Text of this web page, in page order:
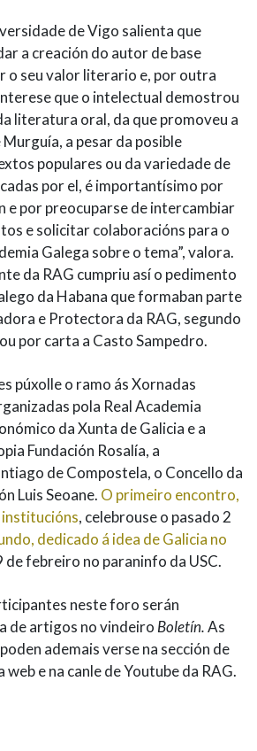
de Vigo salienta que
a creación do autor de base
o seu valor literario e, por outra
que o intelectual demostrou
literatura oral, da que promoveu a
a pesar da posible
populares ou da variedade de
por el, é importantísimo por
e por preocuparse de intercambiar
e solicitar colaboracións para o
Galega sobre o tema”, valora.
da RAG cumpriu así o pedimento
da Habana que formaban parte
e Protectora da RAG, segundo
por carta a Casto Sampedro.
púxolle o ramo ás Xornadas
pola Real Academia
da Xunta de Galicia e a
Fundación Rosalía, a
de Compostela, o Concello da
Luis Seoane. O primeiro encontro,
institucións, celebrouse o pasado 2
dedicado á idea de Galicia no
de febreiro no paraninfo da USC.
neste foro serán
de artigos no vindeiro Boletín.As
ademais verse na sección de
e na canle de Youtube da RAG.